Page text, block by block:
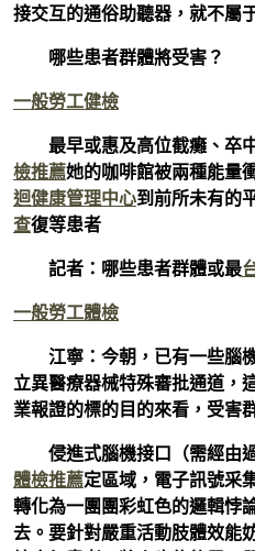
接交互的通俗助聽器，就不屬
哪些患者群體將受害？
一般勞工健檢
最早或惠及高位截癱、卒
檢推薦她的咖啡館被兩種能量
迴健康管理中心到前所未有的
查復等患者
記者：哪些患者群體或最
一般勞工體檢
江寧：今朝，已有一些腦
立異醫療器械特殊審批通道，
業報證的標的目的來看，受害
侵進式腦機接口（需經由
體檢推薦定區域，電子訊號采
轉化為一團團彩虹色的邏輯悖
去。要針對嚴重活動肢體效能